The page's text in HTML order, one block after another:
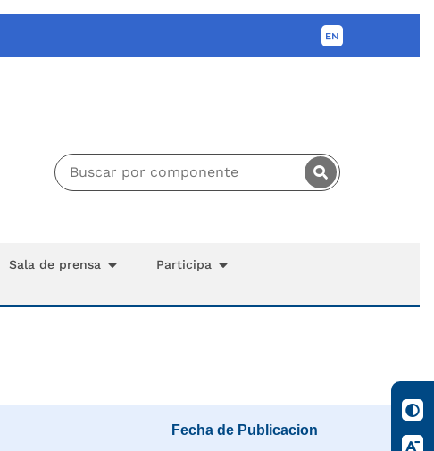
Sala de prensa Participa
Fecha de Publicacion